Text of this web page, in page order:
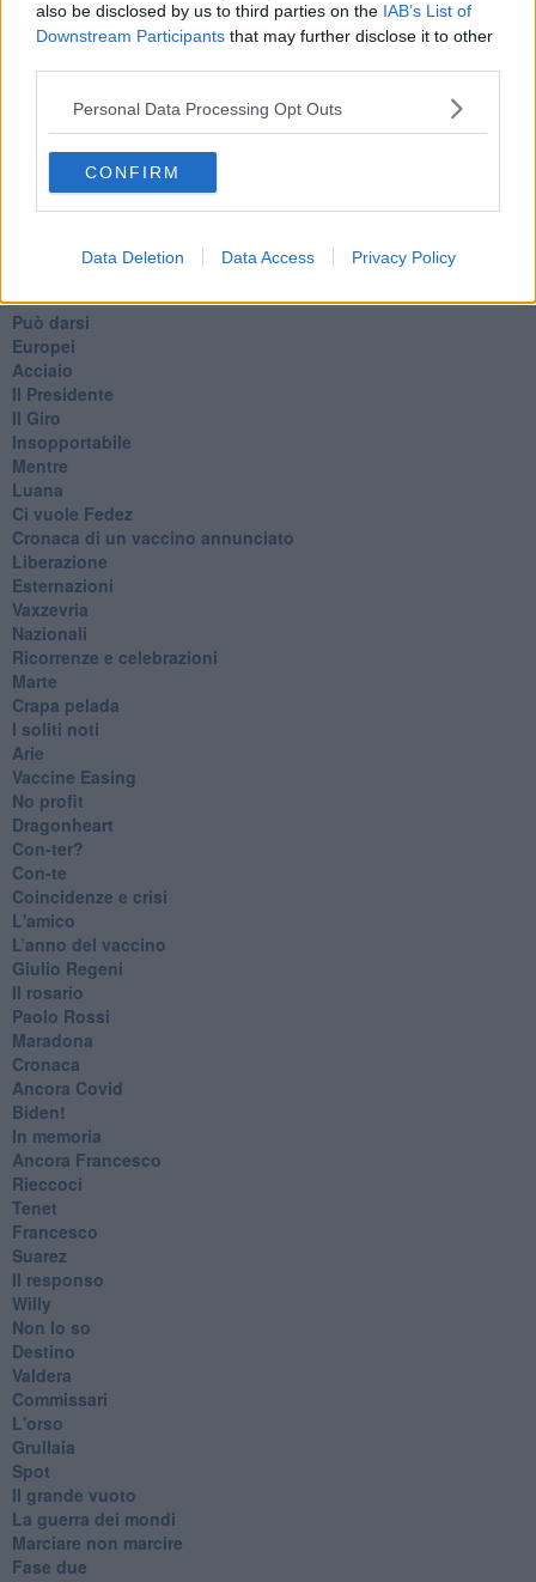
also be disclosed by us to third parties on the IAB’s List of
Downstream Participants that may further disclose it to other
Personal Data Processing Opt Outs
CONFIRM
Data Deletion Data Access Privacy Policy
Se vuoi leggere le notizie principali della Toscana iscriviti alla
Newsletter QUInews - ToscanaMedia.Arriva gratis tutti i giorni
alle 20:00 direttamente nella tua casella di posta.
Basta cliccareQUI
Ti potrebbe interessare anche:
Articoli dal Blog “Pensieri della domenica” di Libero Venturi
Carrà
Può darsi
Europei
Acciaio
Il Presidente
​Il Giro
Insopportabile
​Mentre
Luana
​Ci vuole Fedez
​Cronaca di un vaccino annunciato
​Liberazione
Esternazioni
Vaxzevria
Nazionali
​Ricorrenze e celebrazioni
Marte
​Crapa pelada
​I soliti noti
Arie
​Vaccine Easing
No profit
Dragonheart
Con-ter?
​Con-te
Coincidenze e crisi
L'amico
​L’anno del vaccino
Giulio Regeni
​Il rosario
Paolo Rossi
Maradona
Cronaca
​Ancora Covid
​Biden!
In memoria
​Ancora Francesco
Rieccoci
Tenet
Francesco
Suarez
​Il responso
Willy
Non lo so
Destino
Valdera
Commissari
L'orso
Grullaia
Spot
​Il grande vuoto
​La guerra dei mondi
Marciare non marcire
Fase due